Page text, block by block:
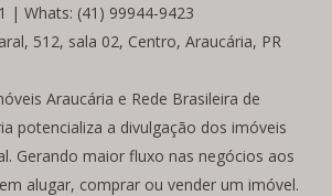
| Whats: (41) 99944-9423
512, sala 02, Centro, Araucária, PR
Araucária e Rede Brasileira de
potencializa a divulgação dos imóveis
Gerando maior fluxo nas negócios aos
alugar, comprar ou vender um imóvel.